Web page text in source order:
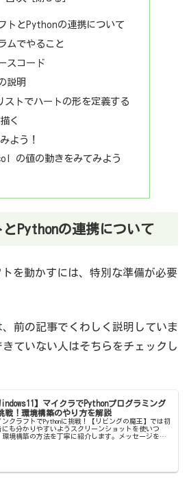
トとPythonの連携について
ムでやること
スコード
説明
ストでハートの形を定義する
く
よう！
の値の動きをみてみよう
Pythonの連携について
を動かすには、特別な準備が必要
、前の記事でくわしく説明していま
ていない人はそちらをチェックし
】マイクラでPythonプログラミング
戦！環境構築のやり方を解説
ンクラフトでPythonに挑戦！【リビングの魔王】では初
にも分かりやすいようスクリーンショットを使いつ
環境構築の方法を丁寧に紹介します。メッセージを表